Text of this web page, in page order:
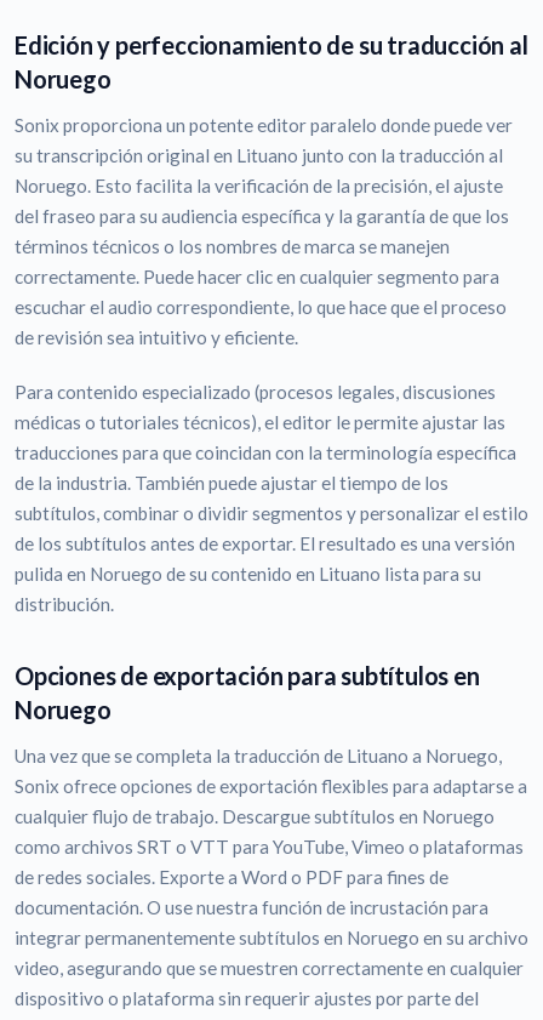
Edición y perfeccionamiento de su traducción al
Noruego
Sonix proporciona un potente editor paralelo donde puede ver
su transcripción original en Lituano junto con la traducción al
Noruego. Esto facilita la verificación de la precisión, el ajuste
del fraseo para su audiencia específica y la garantía de que los
términos técnicos o los nombres de marca se manejen
correctamente. Puede hacer clic en cualquier segmento para
escuchar el audio correspondiente, lo que hace que el proceso
de revisión sea intuitivo y eficiente.
Para contenido especializado (procesos legales, discusiones
médicas o tutoriales técnicos), el editor le permite ajustar las
traducciones para que coincidan con la terminología específica
de la industria. También puede ajustar el tiempo de los
subtítulos, combinar o dividir segmentos y personalizar el estilo
de los subtítulos antes de exportar. El resultado es una versión
pulida en Noruego de su contenido en Lituano lista para su
distribución.
Opciones de exportación para subtítulos en
Noruego
Una vez que se completa la traducción de Lituano a Noruego,
Sonix ofrece opciones de exportación flexibles para adaptarse a
cualquier flujo de trabajo. Descargue subtítulos en Noruego
como archivos SRT o VTT para YouTube, Vimeo o plataformas
de redes sociales. Exporte a Word o PDF para fines de
documentación. O use nuestra función de incrustación para
integrar permanentemente subtítulos en Noruego en su archivo
video, asegurando que se muestren correctamente en cualquier
dispositivo o plataforma sin requerir ajustes por parte del